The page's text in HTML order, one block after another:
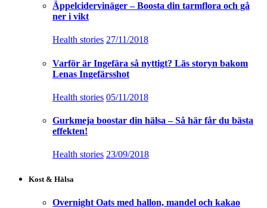
Äppelcidervinäger – Boosta din tarmflora och gå
ner i vikt
Health stories 27/11/2018
Varför är Ingefära så nyttigt? Läs storyn bakom
Lenas Ingefärsshot
Health stories 05/11/2018
Gurkmeja boostar din hälsa – Så här får du bästa
effekten!
Health stories 23/09/2018
Kost & Hälsa
Overnight Oats med hallon, mandel och kakao